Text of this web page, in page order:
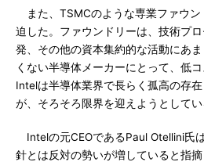
また、TSMCのような専業ファウ
迫した。ファウンドリーは、技術プ
発、その他の資本集約的な活動にあ
くない半導体メーカーにとって、低
Intelは半導体業界で長らく孤高の存
が、そろそろ限界を迎えようとしてい
Intelの元CEOであるPaul Otellini氏
針とは反対の勢いが増していると指